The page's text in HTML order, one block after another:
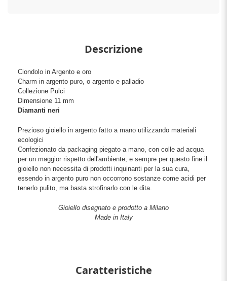
Descrizione
Ciondolo in Argento e oro
Charm in argento puro, o argento e palladio
Collezione Pulci
Dimensione 11 mm
Diamanti neri
Prezioso gioiello in argento fatto a mano utilizzando materiali
ecologici
Confezionato da packaging piegato a mano, con colle ad acqua
per un maggior rispetto dell'ambiente, e sempre per questo fine il
gioiello non necessita di prodotti inquinanti per la sua cura,
essendo in argento puro non occorrono sostanze come acidi per
tenerlo pulito, ma basta strofinarlo con le dita.
Gioiello disegnato e prodotto a Milano
Made in Italy
Caratteristiche